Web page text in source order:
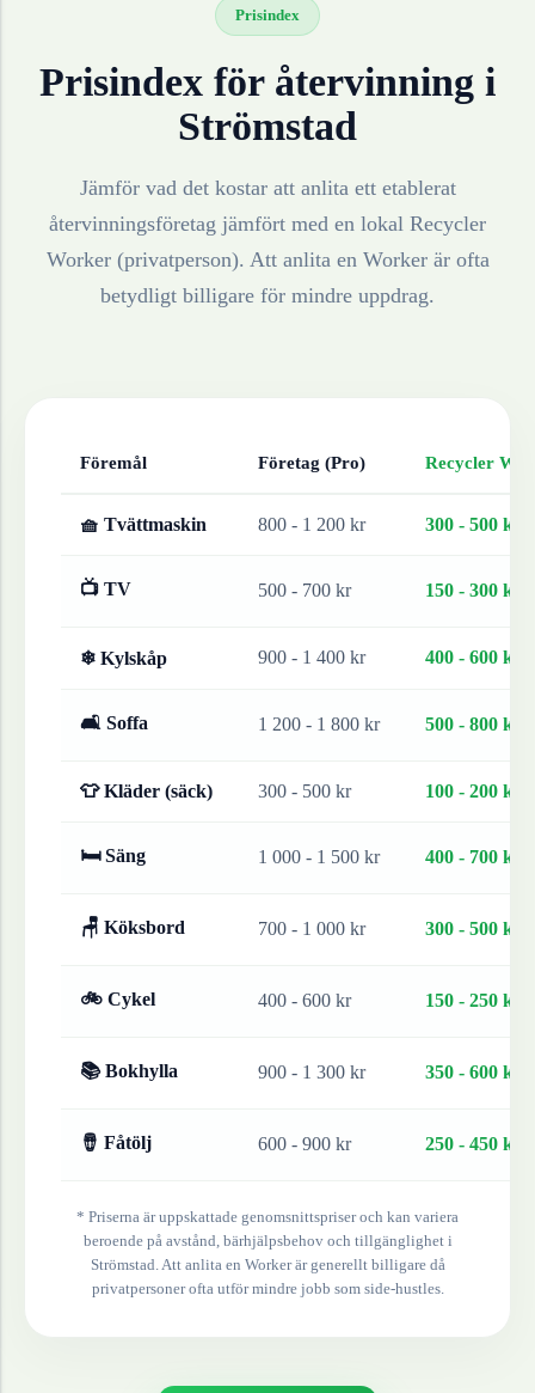
Prisindex
Prisindex för återvinning i
Strömstad
Jämför vad det kostar att anlita ett etablerat
återvinningsföretag jämfört med en lokal Recycler
Worker (privatperson). Att anlita en Worker är ofta
betydligt billigare för mindre uppdrag.
Föremål Företag (Pro) Recycler
🧺 Tvättmaskin 800 - 1 200 kr 300 - 500 kr
📺 TV 500 - 700 kr 150 - 300 kr
❄ Kylskåp 900 - 1 400 kr 400 - 600 kr
🛋 Soffa 1 200 - 1 800 kr 500 - 800 kr
👕 Kläder (säck) 300 - 500 kr 100 - 200 kr
🛏 Säng 1 000 - 1 500 kr 400 - 700 kr
🪑 Köksbord 700 - 1 000 kr 300 - 500 kr
🚲 Cykel 400 - 600 kr 150 - 250 kr
📚 Bokhylla 900 - 1 300 kr 350 - 600 kr
🪘 Fåtölj 600 - 900 kr 250 - 450 kr
* Priserna är uppskattade genomsnittspriser och kan variera
beroende på avstånd, bärhjälpsbehov och tillgänglighet i
Strömstad. Att anlita en Worker är generellt billigare då
privatpersoner ofta utför mindre jobb som side-hustles.